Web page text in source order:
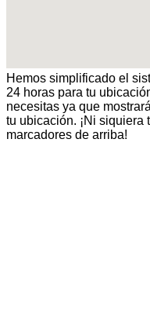
Hemos simplificado el
24 horas para tu
necesitas ya que
tu ubicación. ¡Ni siquiera
marcadores de arriba!